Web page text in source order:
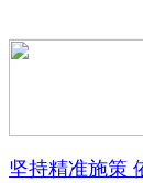
坚持精准施策